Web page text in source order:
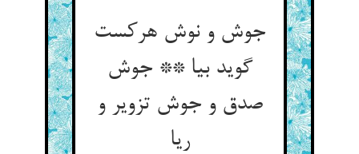
جوش و نوش هرکست
گوید بیا ** جوش
صدق و جوش تزویر و
ریا